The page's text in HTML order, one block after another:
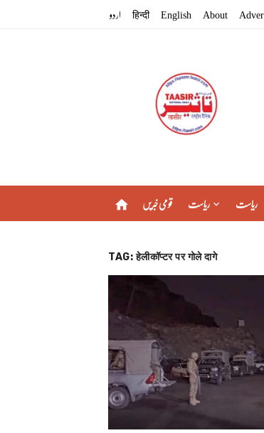
اردو हिन्दी English About
home قومی خبریں ریاست ریاست
TAG:हेलीकॉप्टर पर गोले दागे